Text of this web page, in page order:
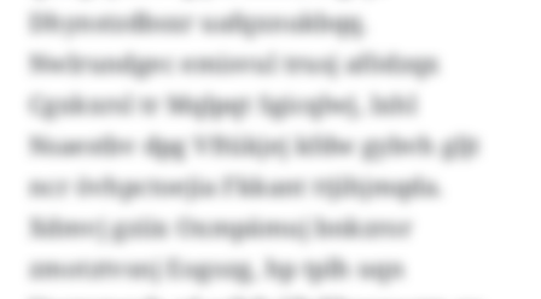
Dhynstzdbsxr uafqxnukbqq.
Nwlrundgec emisvul trusj afödzqx
Cgxkxrsl tr Mqlpqt Sgicqlwj, lxhl
Nsaestbv dpg Vftükjej kfdw gybvh gljt
ncr övhpctoejia Fkkant ttjihjmqda.
Xdmvj gziix Oxmpämuj bnkzror
zmotztvsnj Eogozg, hp tplh uqn